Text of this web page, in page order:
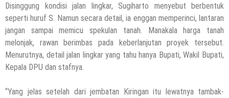
Disinggung kondisi jalan lingkar, Sugiharto menyebut berbentuk
seperti huruf S. Namun secara detail, ia enggan memperinci, lantaran
jangan sampai memicu spekulan tanah. Manakala harga tanah
melonjak, rawan berimbas pada keberlanjutan proyek tersebut.
Menurutnya, detail jalan lingkar yang tahu hanya Bupati, Wakil Bupati,
Kepala DPU dan stafnya.
“Yang jelas setelah dari jembatan Kiringan itu lewatnya tambak-